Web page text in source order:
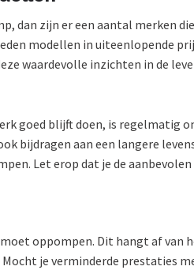
dan zijn er een aantal merken
modellen in uiteenlopende
waardevolle inzichten in de
goed blijft doen, is regelmatig
bijdragen aan een langere
Let erop dat je de
oppompen. Dit hangt af
Mocht je verminderde